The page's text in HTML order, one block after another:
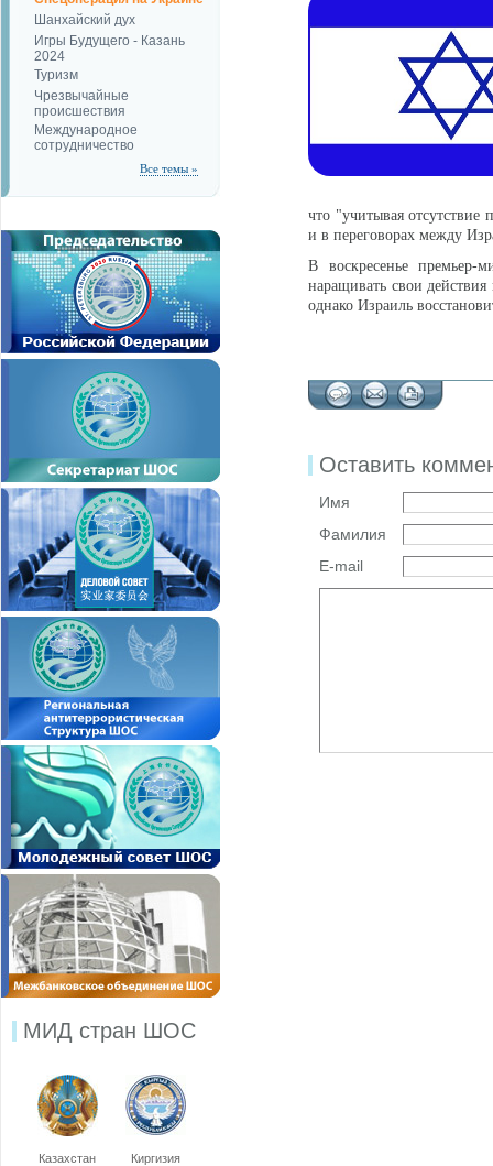
Шанхайский дух
Игры Будущего - Казань
2024
Туризм
Чрезвычайные
происшествия
Международное
сотрудничество
Все темы »
МИД стран ШОС
Казахстан Киргизия
что "учитывая
и в переговорах между
В воскресенье премьер-
наращивать свои
однако Израиль
Оставить
Имя
Фамилия
E-mail